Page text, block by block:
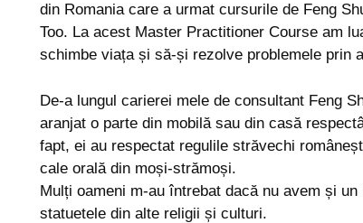
din Romania care a urmat cursurile de Feng
Too. La acest Master Practitioner Course am
schimbe viața și să-și rezolve problemele prin
De-a lungul carierei mele de consultant Feng
aranjat o parte din mobilă sau din casă
fapt, ei au respectat regulile străvechi
cale orală din moși-strămoși.
Mulți oameni m-au întrebat dacă nu avem și
statuetele din alte religii și culturi.